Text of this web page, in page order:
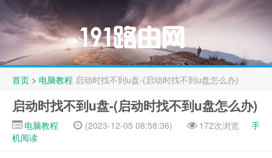
首页 > 电脑教程 启动时找不到u盘-(启动时找不到u盘怎么办)
启动时找不到u盘-(启动时找不到u盘怎么办)
电脑教程 (2023-12-05 08:58:36) 172次浏览
手
机阅读